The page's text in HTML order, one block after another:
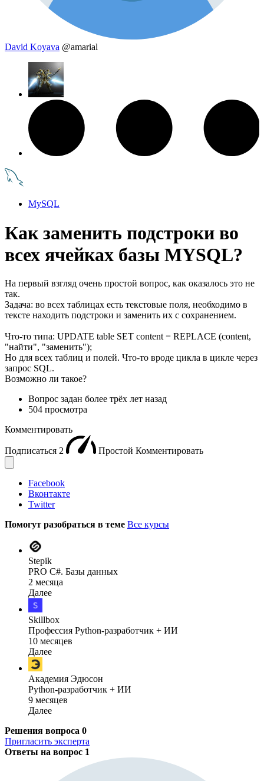
David Koyava @amarial
MySQL
Как заменить подстроки во
всех ячейках базы MYSQL?
На первый взгляд очень простой вопрос, как оказалось это не
так.
Задача: во всех таблицах есть текстовые поля, необходимо в
тексте находить подстроки и заменить их с сохранением.
Что-то типа: UPDATE table SET content = REPLACE (content,
"найти", "заменить");
Но для всех таблиц и полей. Что-то вроде цикла в цикле через
запрос SQL.
Возможно ли такое?
Вопрос задан более трёх лет назад
504 просмотра
Комментировать
Подписаться 2 Простой Комментировать
Facebook
Вконтакте
Twitter
Помогут разобраться в теме Все курсы
Stepik
PRO C#. Базы данных
2 месяца
Далее
Skillbox
Профессия Python-разработчик + ИИ
10 месяцев
Далее
Академия Эдюсон
Python-разработчик + ИИ
9 месяцев
Далее
Решения вопроса 0
Пригласить эксперта
Ответы на вопрос 1